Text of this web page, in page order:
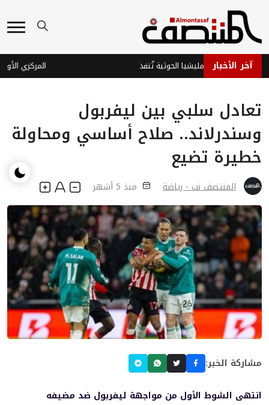
آخر الأخبار
تُهدِّد .. والمليشيا الحوثية تُنفذ
تعادل سلبي بين ليفربول
وسندرلاند.. صلاح أساسي ومحاولة
خطيرة تضيع
المنتصف نت - رياضة منذ 5 أشهر
مشاركة الخبر:
انتهى الشوط الأول من مواجهة ليفربول ضد مضيفه